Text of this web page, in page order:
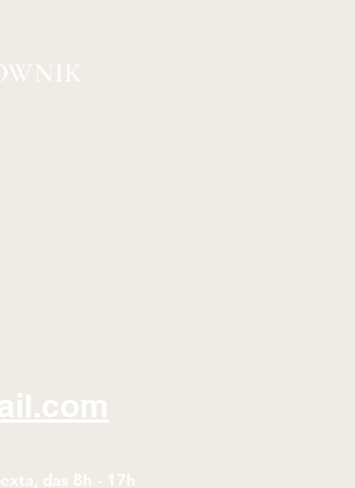
das 8h - 17h